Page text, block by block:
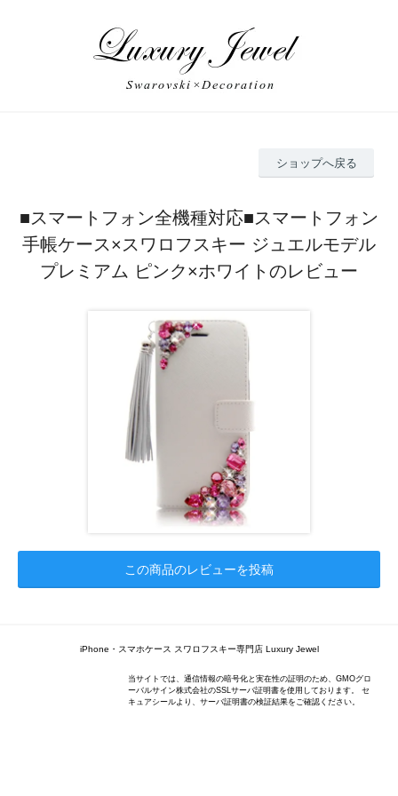
ショップへ戻る
■スマートフォン全機種対応■スマートフォン
手帳ケース×スワロフスキー ジュエルモデル
プレミアム ピンク×ホワイトのレビュー
この商品のレビューを投稿
iPhone・スマホケース スワロフスキー専門店 Luxury Jewel
当サイトでは、通信情報の暗号化と実在性の証明のため、GMOグロ
ーバルサイン株式会社のSSLサーバ証明書を使用しております。 セ
キュアシールより、サーバ証明書の検証結果をご確認ください。